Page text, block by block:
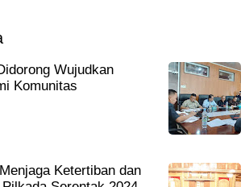
Wujudkan
Komunitas
Ketertiban dan